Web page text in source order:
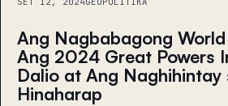
Ang Nagbabagong
Ang 2024 Great Powers
Dalio at Ang Naghihintay
Hinaharap